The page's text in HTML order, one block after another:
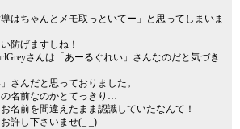
はちゃんとメモ取っといてー」と思ってしまいま
防げますしね！
さんは「あーるぐれい」さんなのだと気づき
さんだと思っておりました。
名前なのかとてっきり…
名前を間違えたまま認識していたなんて！
許し下さいませ(_ _)